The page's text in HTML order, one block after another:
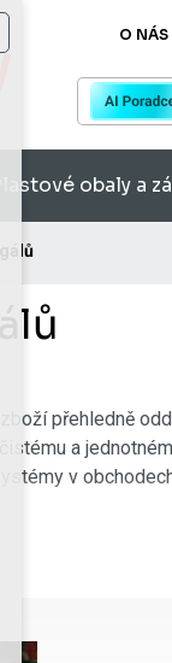
O NÁS
Plastové obaly a
přehledně
a
v